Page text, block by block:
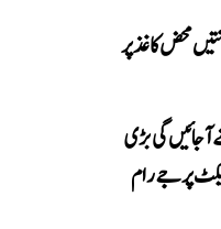
محض کاغذ پر
جائیں گی بڑی
پر جے رام